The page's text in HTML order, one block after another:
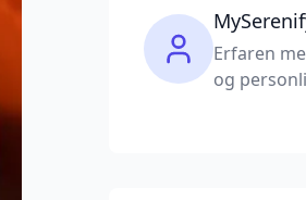
Erfaren
og